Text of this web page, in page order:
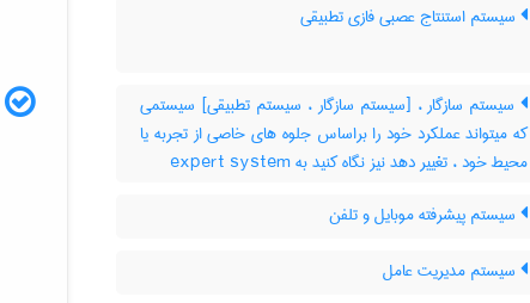
سیستم استنتاج عصبی فازی تطبیقی
سیستم سازگار ، [سیستم سازگار ، سیستم تطبیقی] سیستمی
که میتواند عملکرد خود را براساس جلوه های خاصی از تجربه یا
محیط خود ، تغییر دهد نیز نگاه کنید به ‎ expert system
سیستم پیشرفته موبایل و تلفن
سیستم مدیریت عامل